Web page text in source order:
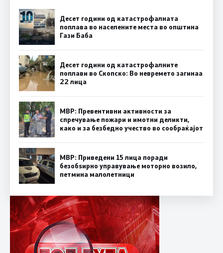
Десет години од катастрофалната
поплава во населените места во општина
Гази Баба
Десет години од катастрофалните
поплави во Скопско: Во невремето загинаа
22 лица
МВР: Превентивни активности за
спречување пожари и имотни деликти,
како и за безбедно учество во сообраќајот
МВР: Приведени 15 лица поради
безобѕирно управување моторно возило,
петмина малолетници